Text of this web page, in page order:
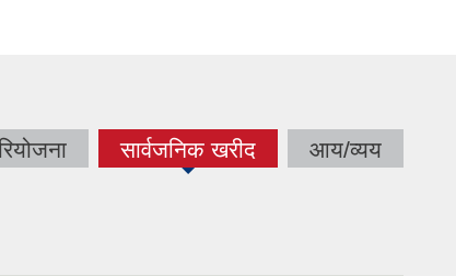
सार्वजनिक खरीद आय/व्यय